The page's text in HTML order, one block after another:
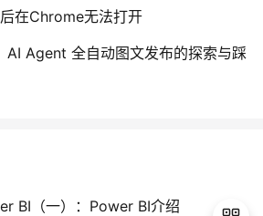
在Chrome无法打开
AI Agent 全自动图文发布的探索与踩
BI（一）：Power BI介绍